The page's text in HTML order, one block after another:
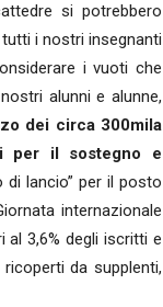
si potrebbero
i nostri insegnanti
i vuoti che
alunni e alunne,
dei circa 300mila
per il sostegno e
di lancio” per il posto
internazionale
al 3,6% degli iscritti e
da supplenti,